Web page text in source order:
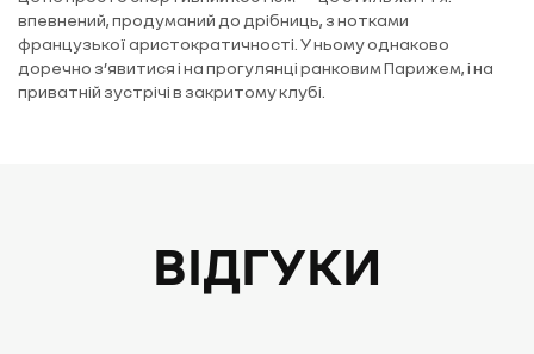
впевнений, продуманий до дрібниць, з нотками
французької аристократичності. У ньому однаково
доречно з’явитися і на прогулянці ранковим Парижем, і на
приватній зустрічі в закритому клубі.
ВІДГУКИ